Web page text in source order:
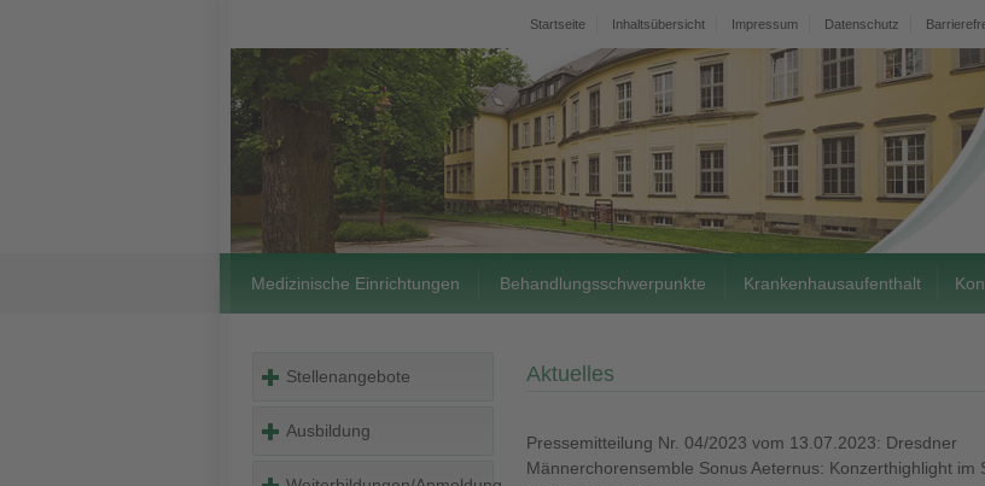
Startseite Inhaltsübersicht Impressum Datenschutz
Medizinische Einrichtungen Behandlungsschwerpunkte Krankenhausaufenthalt
Stellenangebote
Ausbildung
Aktuelles
Pressemitteilung Nr. 04/2023 vom 13.07.2023: Dresdner
Männerchorensemble Sonus Aeternus: Konzerthighlight im